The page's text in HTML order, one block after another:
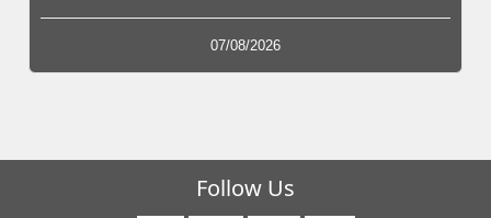
07/08/2026
Follow Us